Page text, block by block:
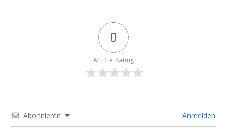
0
Article Rating
Abonnieren Anmelden